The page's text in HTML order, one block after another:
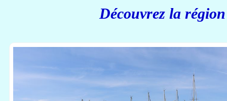
Découvrez la